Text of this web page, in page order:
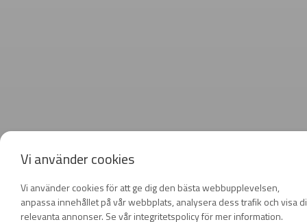
Vi använder cookies
Vi använder cookies för att ge dig den bästa webbupplevelsen,
anpassa innehållet på vår webbplats, analysera dess trafik och visa
relevanta annonser. Se vår integritetspolicy för mer information.